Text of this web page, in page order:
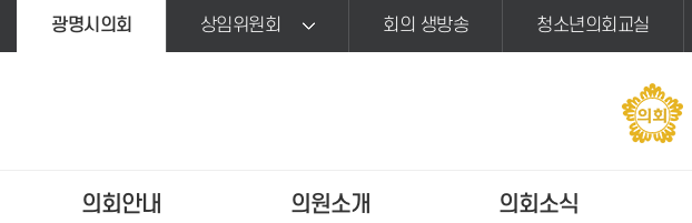
광명시의회 상임위원회 회의 생방송 청소년의회교실
의회안내 의원소개 의회소식